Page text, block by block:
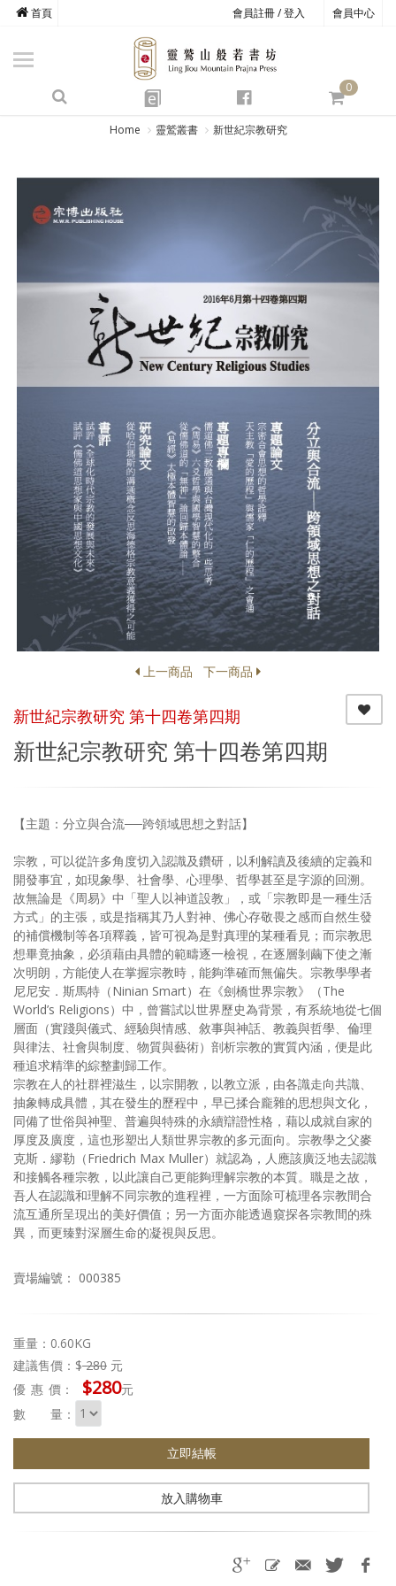
會員註冊 / 登入 會員中心
首頁
e
0
商品總覽
心道書庫
靈鷲叢書
Home 靈鷲叢書 新世紀宗教研究
上一商品 下一商品
新世紀宗教研究 第十四卷第四期
新世紀宗教研究 第十四卷第四期
【主題：分立與合流──跨領域思想之對話】
宗教，可以從許多角度切入認識及鑽研，以利解讀及後續的定義和
開發事宜，如現象學、社會學、心理學、哲學甚至是字源的回溯。
故無論是《周易》中「聖人以神道設教」，或「宗教即是一種生活
方式」的主張，或是指稱其乃人對神、佛心存敬畏之感而自然生發
的補償機制等各項釋義，皆可視為是對真理的某種看見；而宗教思
想畢竟抽象，必須藉由具體的範疇逐一檢視，在逐層剝繭下使之漸
次明朗，方能使人在掌握宗教時，能夠準確而無偏失。宗教學學者
尼尼安．斯馬特（Ninian Smart）在《劍橋世界宗教》（The
World’s Religions）中，曾嘗試以世界歷史為背景，有系統地從七個
層面（實踐與儀式、經驗與情感、敘事與神話、教義與哲學、倫理
與律法、社會與制度、物質與藝術）剖析宗教的實質內涵，便是此
種追求精準的綜整劃歸工作。
宗教在人的社群裡滋生，以宗開教，以教立派，由各識走向共識、
抽象轉成具體，其在發生的歷程中，早已揉合龐雜的思想與文化，
同備了世俗與神聖、普遍與特殊的永續辯證性格，藉以成就自家的
厚度及廣度，這也形塑出人類世界宗教的多元面向。宗教學之父麥
克斯．繆勒（Friedrich Max Muller）就認為，人應該廣泛地去認識
和接觸各種宗教，以此讓自己更能夠理解宗教的本質。職是之故，
吾人在認識和理解不同宗教的進程裡，一方面除可梳理各宗教間合
流互通所呈現出的美好價值；另一方面亦能透過窺探各宗教間的殊
異，而更臻對深層生命的凝視與反思。
賣場編號： 000385
重量：0.60KG
建議售價：$280 元
優惠 價： $280元
數 量：
立即結帳
放入購物車